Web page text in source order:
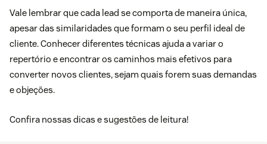
Vale lembrar que cada lead se comporta de maneira única,
apesar das similaridades que formam o seu perfil ideal de
cliente. Conhecer diferentes técnicas ajuda a variar o
repertório e encontrar os caminhos mais efetivos para
converter novos clientes, sejam quais forem suas demandas
e objeções.
Confira nossas dicas e sugestões de leitura!